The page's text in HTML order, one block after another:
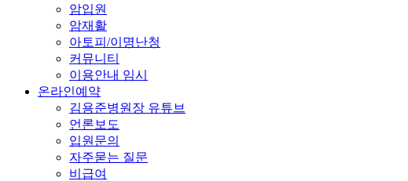
암입원
암재활
아토피/이명난청
커뮤니티
이용안내 임시
온라인예약
김용준병원장 유튜브
언론보도
입원문의
자주묻는 질문
비급여